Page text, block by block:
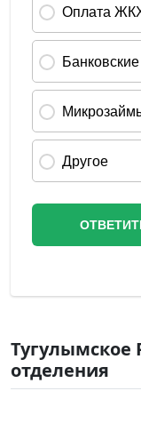
Тугулымское
отделения